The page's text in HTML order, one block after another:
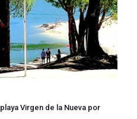
Virgen de la Nueva por